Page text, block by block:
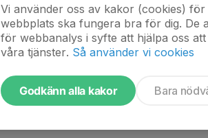
27 apr, 11:49
Vi använder oss av kakor (cookies)
webbplats ska fungera bra för dig. De
för webbanalys i syfte att hjälpa oss
våra tjänster. Så använder vi cookies
Godkänn alla kakor Bara